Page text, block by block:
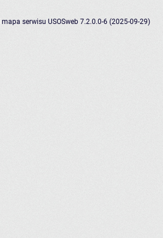
mapa serwisu USOSweb 7.2.0.0-6 (2025-09-29)